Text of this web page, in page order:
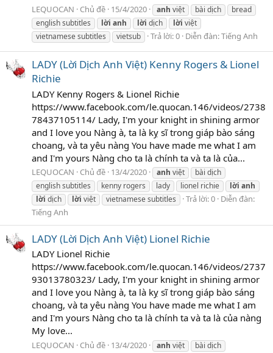
LEQUOCAN Chủ đề 15/4/2020 anh việt bài dịch
bread
english subtitles
lời anh lời dịch lời việt
vietnamese subtitles
vietsub Trả lời: 0 Diễn đàn:Tiếng Anh
LADY (Lời Dịch Anh Việt) Kenny Rogers & Lionel
Richie
LADY Kenny Rogers & Lionel Richie
https://www.facebook.com/le.quocan.146/videos/2738
78437105114/ Lady, I'm your knight in shining armor
and I love you Nàng à, ta là kỵ sĩ trong giáp bào sáng
choang, và ta yêu nàng You have made me what I am
and I'm yours Nàng cho ta là chính ta và ta là của...
LEQUOCAN Chủ đề 13/4/2020 anh việt
bài dịch
english subtitles
kenny rogers lady lionel richie lời anh
lời dịch lời việt vietnamese subtitles Trả lời: 0 Diễn đàn:
Tiếng Anh
LADY (Lời Dịch Anh Việt) Lionel Richie
LADY Lionel Richie
https://www.facebook.com/le.quocan.146/videos/2737
93013780323/ Lady, I'm your knight in shining armor
and I love you Nàng à, ta là kỵ sĩ trong giáp bào sáng
choang, và ta yêu nàng You have made me what I am
and I'm yours Nàng cho ta là chính ta và ta là của nàng
My love...
LEQUOCAN Chủ đề 13/4/2020 anh việt
bài dịch